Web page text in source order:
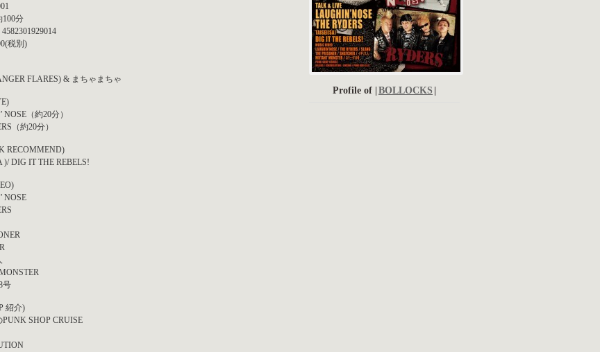
Profile of | BOLLOCKS
100分
税別)
FLARES) & まちゃまちゃ
NOSE（約20分）
（約20分）
RECOMMEND)
)/ DIG IT THE REBELS!
NOSE
号
紹介)
SHOP CRUISE